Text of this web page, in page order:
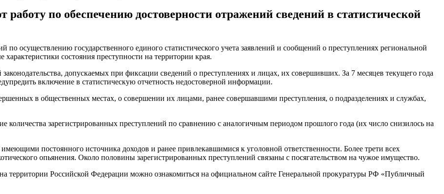
по обеспечению достоверности отражений сведений в статистической
осуществлению государственного единого статистического учета заявлений и сообщений о преступлениях региональной
состояния преступности на территории края.
допускаемых при фиксации сведений о преступлениях и лицах, их совершивших. За 7 месяцев текущего года
включение в статистическую отчетность недостоверной информации.
в общественных местах, о совершении их лицами, ранее совершавшими преступления, о подразделениях и службах,
количества зарегистрированных преступлений по сравнению с аналогичным периодом прошлого года (их число снизилось на
постоянного источника доходов и ранее привлекавшимися к уголовной ответственности. Более трети всех
опьянения. Около половины зарегистрированных преступлений связаны с посягательством на чужое имущество.
территории Российской Федерации можно ознакомиться на официальном сайте Генеральной прокуратуры РФ «Публичный